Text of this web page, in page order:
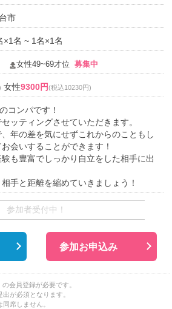
市
×1名 ~ 1名×1名
女性49~69才位 募集中
女性9300円(税込10230円)
コンパです！
ッティングさせていただきます。
年の差を気にせずこれからのこともし
会いすることができます！
も豊富でしっかり自立をした相手に出
手と距離を縮めていきましょう！
参加者受付中！
参加お申込み
会員登録が必要です。
が必須となります。
席しません。